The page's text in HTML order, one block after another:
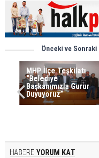
Önceki ve
MHP İlçe Teşkilatı
“Belediye
Başkanımızla Gurur
Duyuyoruz”
HABERE YORUM KAT